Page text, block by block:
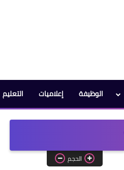
الوظيفة إعلاميات التعليم
الحجم